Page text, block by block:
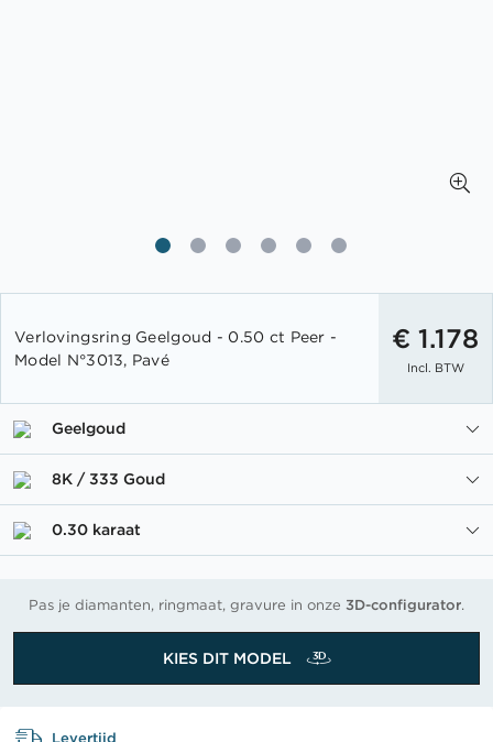
het
begin
de
afbeeldingen-
Verlovingsring Geelgoud - 0.50 ct Peer -
Model N°3013, Pavé
€ 1.178
Incl. BTW
Geelgoud
8K / 333 Goud
0.30 karaat
Pas je diamanten, ringmaat, gravure in onze 3D-configurator.
KIES DIT MODEL
Levertijd